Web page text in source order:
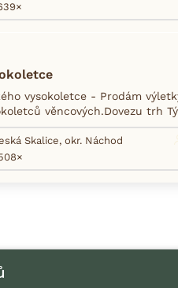
vysokoletce - Prodám
věncových.Dovezu trh
Skalice, okr. Náchod